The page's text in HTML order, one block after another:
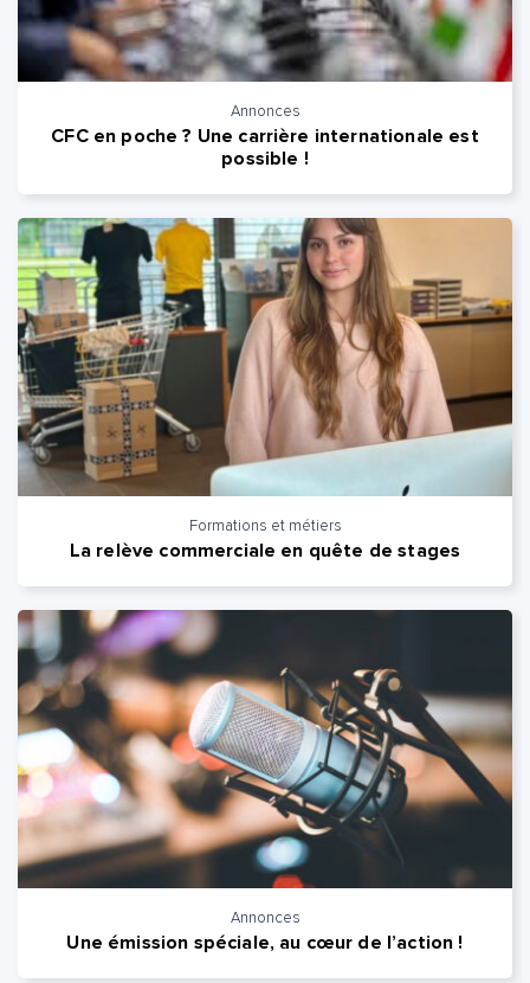
Annonces
CFC en poche ? Une carrière internationale est
possible !
Formations et métiers
La relève commerciale en quête de stages
Annonces
Une émission spéciale, au cœur de l’action !
Prénom et nom*
Adresse e-mail*
Message*
Quelle est la pertinence de cette page?
Commentaire*